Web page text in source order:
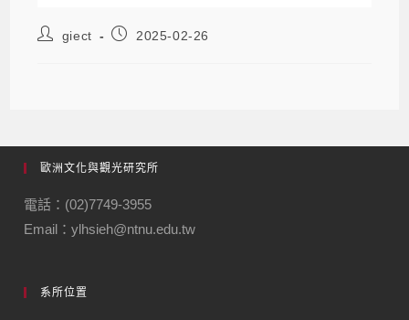
giect 2025-02-26
歐洲文化與觀光研究所
電話：(02)7749-3955
Email：ylhsieh@ntnu.edu.tw
系所位置